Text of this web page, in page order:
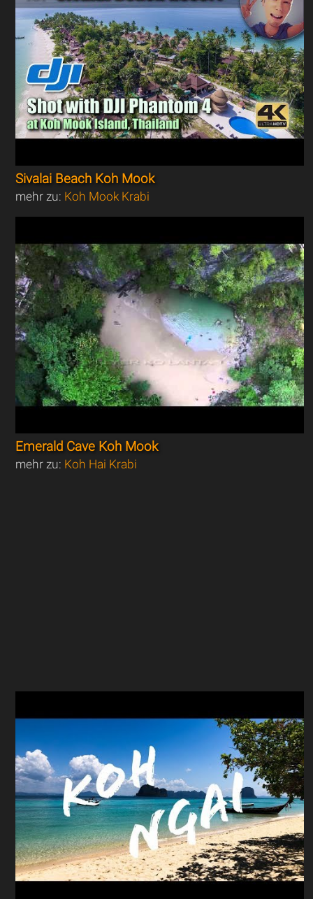
Sivalai Beach Koh Mook
mehr zu: Koh Mook Krabi
Emerald Cave Koh Mook
mehr zu: Koh Hai Krabi